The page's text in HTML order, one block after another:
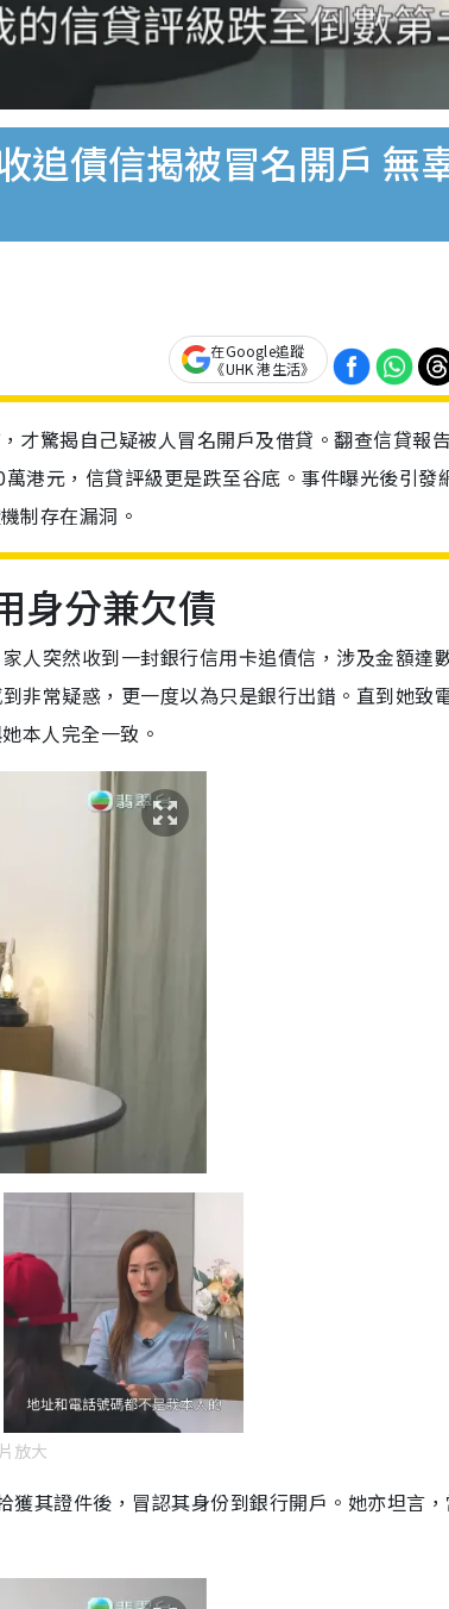
追債信揭被冒名開戶 無
在Google追蹤
《UHK 港生活》
才驚揭自己疑被人冒名開戶及借貸。翻查信貸報
港元，信貸評級更是跌至谷底。事件曝光後引發
制存在漏洞。
身分兼欠債
人突然收到一封銀行信用卡追債信，涉及金額達
非常疑惑，更一度以為只是銀行出錯。直到她致
本人完全一致。
放大
其證件後，冒認其身份到銀行開戶。她亦坦言